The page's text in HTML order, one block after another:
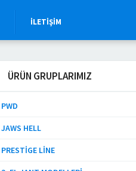
İLETIŞIM
ÜRÜN GRUPLARIMIZ
PWD
JAWS HELL
PRESTIGE LINE